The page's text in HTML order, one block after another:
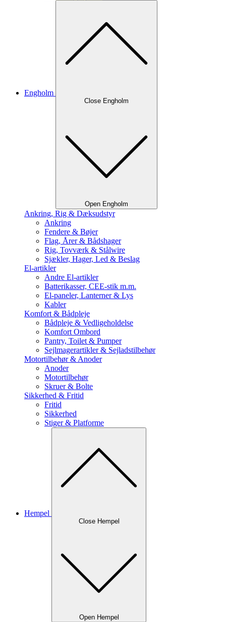
Engholm
Close Engholm
Open Engholm
Ankring, Rig & Dæksudstyr
Ankring
Fendere & Bøjer
Flag, Årer & Bådshager
Rig, Tovværk & Stålwire
Sjækler, Hager, Led & Beslag
El-artikler
Andre El-artikler
Batterikasser, CEE-stik m.m.
El-paneler, Lanterner & Lys
Kabler
Komfort & Bådpleje
Bådpleje & Vedligeholdelse
Komfort Ombord
Pantry, Toilet & Pumper
Sejlmagerartikler & Sejladstilbehør
Motortilbehør & Anoder
Anoder
Motortilbehør
Skruer & Bolte
Sikkerhed & Fritid
Fritid
Sikkerhed
Stiger & Platforme
Hempel
Close Hempel
Open Hempel